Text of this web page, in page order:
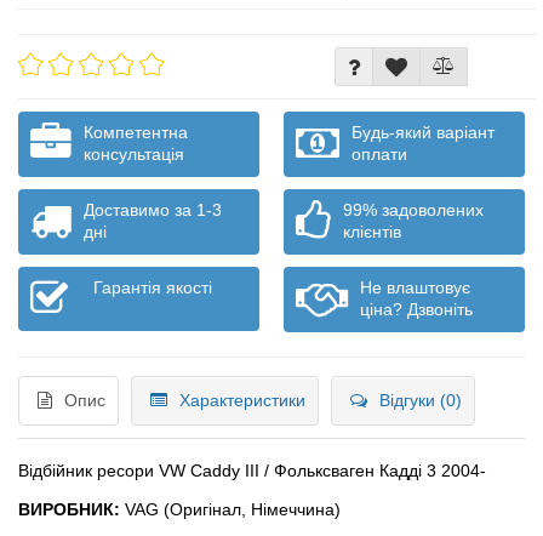
Компетентна
консультація
Будь-який варіант
оплати
Доставимо за 1-3
дні
99% задоволених
клієнтів
Гарантія якості
Не влаштовує
ціна? Дзвоніть
Опис Характеристики Відгуки (0)
Відбійник ресори VW Caddy III / Фольксваген Кадді 3 2004-
ВИРОБНИК: VAG (Оригінал, Німеччина)